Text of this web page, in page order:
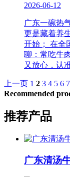
2026-06-12
广东一碗热
更是藏着养
开始； 在全
聊：常吃牛
又放心，认
上一页 1 2 3 4 5 6 7
Recommended
推荐产品
广东清汤